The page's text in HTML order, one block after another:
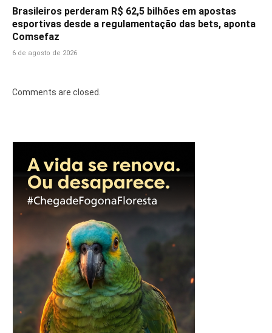
Brasileiros perderam R$ 62,5 bilhões em apostas
esportivas desde a regulamentação das bets, aponta
Comsefaz
6 de agosto de 2026
Comments are closed.